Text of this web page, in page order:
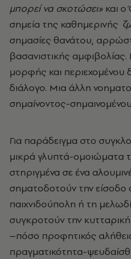
μπορεί να σκοτώσει» και
σημεία της καθημερινής
σημασίες θανάτου,
βασανιστικής αμφιβολίας.
μορφής και περιεχομένου
διάλογο. Μια άλλη
σημαίνοντος-
Για παράδειγμα στο
μικρά γλυπτά-ομοιώματα
στηριγμένα σε ένα
σηματοδοτούν την είσοδο
παιχνιδούπολη ή τη
συγκροτούν την
–πόσο προφητικός
πραγματικότητα-